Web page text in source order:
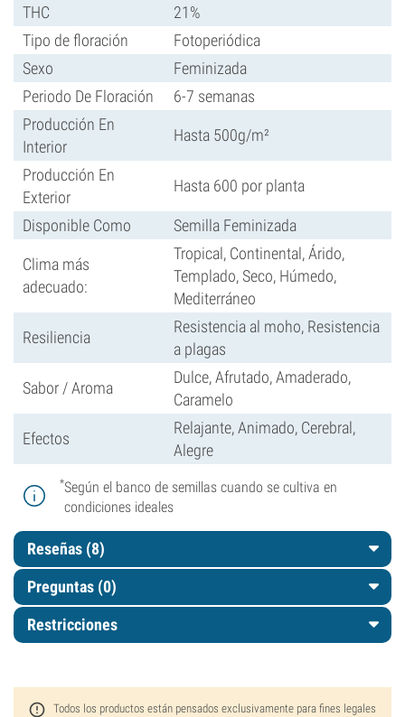
THC
21%
Tipo de floración
Fotoperiódica
Sexo
Feminizada
Periodo De Floración
6-7 semanas
Producción En
Interior
Hasta 500g/m²
Producción En
Exterior
Hasta 600 por planta
Disponible Como Semilla Feminizada
Clima más
adecuado:
Tropical, Continental, Árido,
Templado, Seco, Húmedo,
Mediterráneo
Resiliencia
Resistencia al moho, Resistencia
a plagas
Sabor / Aroma
Dulce, Afrutado, Amaderado,
Caramelo
Efectos
Relajante, Animado, Cerebral,
Alegre
*Según el banco de semillas cuando se cultiva en
condiciones ideales
Reseñas (8)
Preguntas (0)
Restricciones
Todos los productos están pensados exclusivamente para fines legales